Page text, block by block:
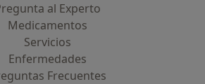
al Experto
Medicamentos
Servicios
Enfermedades
Frecuentes